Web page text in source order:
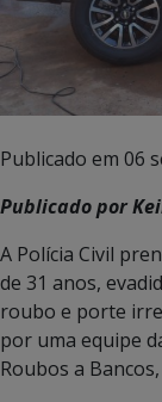
Publicado em 06
Publicado por
A Polícia Civil
de 31 anos,
roubo e porte
por uma equipe
Roubos a